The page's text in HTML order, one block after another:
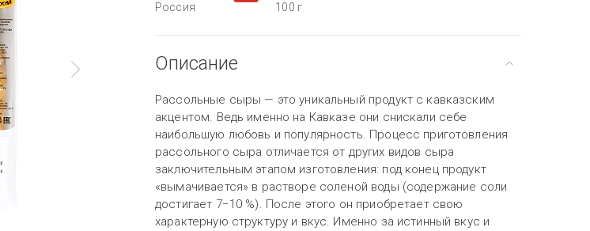
Россия 100 г
Описание
Рассольные сыры — это уникальный продукт с кавказским
акцентом. Ведь именно на Кавказе они снискали себе
наибольшую любовь и популярность. Процесс приготовления
рассольного сыра отличается от других видов сыра
заключительным этапом изготовления: под конец продукт
«вымачивается» в растворе соленой воды (содержание соли
достигает 7−10 %). После этого он приобретает свою
характерную структуру и вкус. Именно за истинный вкус и